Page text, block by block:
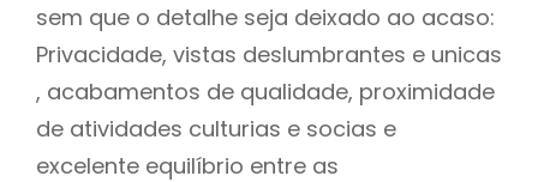
sem que o detalhe seja deixado ao acaso:
Privacidade, vistas deslumbrantes e unicas
, acabamentos de qualidade, proximidade
de atividades culturias e socias e
excelente equilíbrio entre as